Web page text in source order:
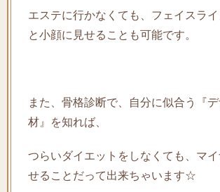
エステに行かなくても、フェイスラ
と小顔に見せることも可能です。
また、骨格診断で、自分に似合う『
材』を知れば、
つらいダイエットをしなくても、マ
せることだって出来ちゃいます☆